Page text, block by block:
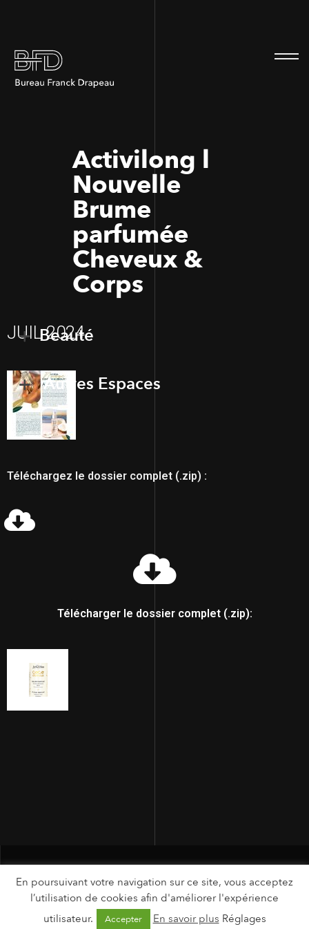
Activilong l
Nouvelle
Brume
parfumée
Cheveux &
Corps
JUIL 2024
Beauté
Autres Espaces
Téléchargez le dossier complet (.zip) :
Télécharger le dossier complet (.zip):
En poursuivant votre navigation sur ce site, vous acceptez
l’utilisation de cookies afin d'améliorer l'expérience
utilisateur.
Accepter En savoir plus Réglages